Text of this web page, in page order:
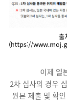
출
(https://
이제 일
2차 심사의 경우
원본 제출 및 확